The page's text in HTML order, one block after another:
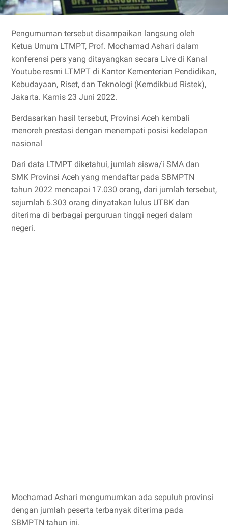
Pengumuman tersebut disampaikan langsung oleh
Ketua Umum LTMPT, Prof. Mochamad Ashari dalam
konferensi pers yang ditayangkan secara Live di Kanal
Youtube resmi LTMPT di Kantor Kementerian Pendidikan,
Kebudayaan, Riset, dan Teknologi (Kemdikbud Ristek),
Jakarta. Kamis 23 Juni 2022.
Berdasarkan hasil tersebut, Provinsi Aceh kembali
menoreh prestasi dengan menempati posisi kedelapan
nasional
Dari data LTMPT diketahui, jumlah siswa/i SMA dan
SMK Provinsi Aceh yang mendaftar pada SBMPTN
tahun 2022 mencapai 17.030 orang, dari jumlah tersebut,
sejumlah 6.303 orang dinyatakan lulus UTBK dan
diterima di berbagai perguruan tinggi negeri dalam
negeri.
Mochamad Ashari mengumumkan ada sepuluh provinsi
dengan jumlah peserta terbanyak diterima pada
SBMPTN tahun ini.